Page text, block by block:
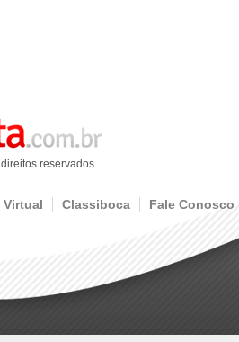
reservados.
Virtual Classiboca Fale Conosco